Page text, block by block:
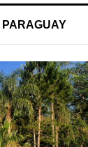
PARAGUAY